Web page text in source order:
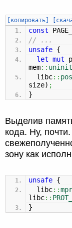
[копировать]
const
// ...
unsafe {
let mut
mem::
libc::
size) ;
}
Выделив
кода. Ну,
зону как
unsafe {
libc::
libc::
}